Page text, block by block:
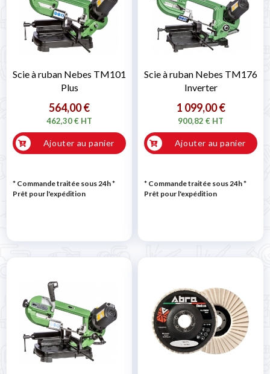
Scie à ruban Nebes TM101
Plus
564,00 €
462,30 € HT
Ajouter au panier
* Commande traitée sous 24h*
Prêt pour l'expédition
Scie à ruban Nebes TM176
Inverter
1 099,00 €
900,82 € HT
Ajouter au panier
* Commande traitée sous 24h*
Prêt pour l'expédition